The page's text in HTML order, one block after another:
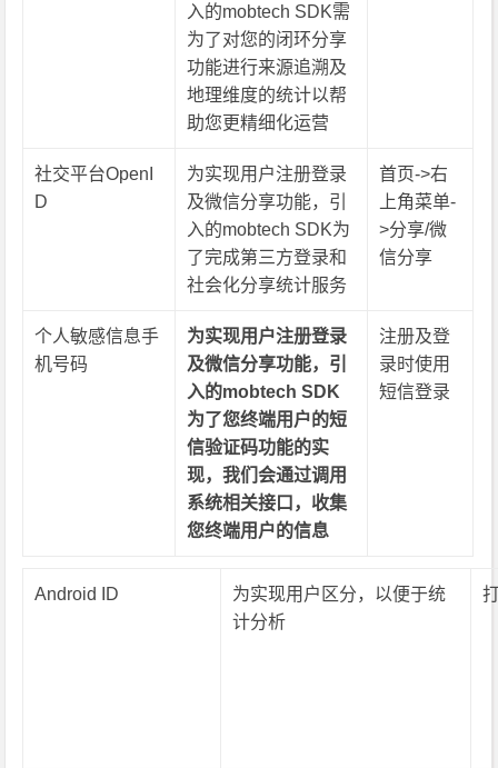
入的mobtech SDK需
为了对您的闭环分享
功能进行来源追溯及
地理维度的统计以帮
助您更精细化运营
社交平台OpenI
D
为实现用户注册登录
及微信分享功能，引
入的mobtech SDK为
了完成第三方登录和
社会化分享统计服务
首页->右
上角菜单-
>分享/微
信分享
个人敏感信息手
机号码
为实现用户注册登录
及微信分享功能，引
入的mobtech SDK
为了您终端用户的短
信验证码功能的实
现，我们会通过调用
系统相关接口，收集
您终端用户的信息
注册及登
录时使用
短信登录
Android ID
为实现用户区分，以便于统
计分析